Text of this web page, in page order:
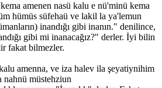
amenen nasü kalu e nü'minü kema
hümüs süfehaü ve lakil la ya'lemun
inandığı gibi inanın." denilince,
gibi mi inanacağız?" derler. İyi bilin
fakat bilmezler.
amenna, ve iza halev ila şeyatiynihim
nahnü müstehziun